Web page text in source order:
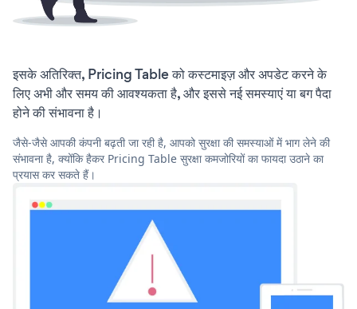
इसके अतिरिक्त, Pricing Table को कस्टमाइज़ और अपडेट करने के
लिए अभी और समय की आवश्यकता है, और इससे नई समस्याएं या बग पैदा
होने की संभावना है।
जैसे-जैसे आपकी कंपनी बढ़ती जा रही है, आपको सुरक्षा की समस्याओं में भाग लेने की
संभावना है, क्योंकि हैकर Pricing Table सुरक्षा कमजोरियों का फायदा उठाने का
प्रयास कर सकते हैं।